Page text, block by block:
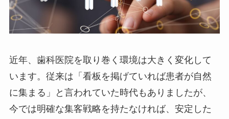
近年、歯科医院を取り巻く環境は大きく変化して
います。従来は「看板を掲げていれば患者が自然
に集まる」と言われていた時代もありましたが、
今では明確な集客戦略を持たなければ、安定した